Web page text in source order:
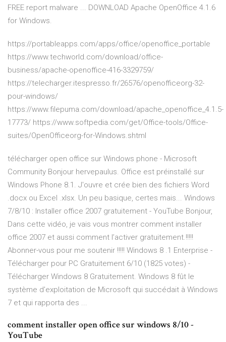
FREE report malware ... DOWNLOAD Apache OpenOffice 4.1.6
for Windows.
https://portableapps.com/apps/office/openoffice_portable
https://www.techworld.com/download/office-
business/apache-openoffice-416-3329759/
https://telecharger.itespresso.fr/26576/openofficeorg-32-
pour-windows/
https://www.filepuma.com/download/apache_openoffice_4.1.5-
17773/ https://www.softpedia.com/get/Office-tools/Office-
suites/OpenOfficeorg-for-Windows.shtml
télécharger open office sur Windows phone - Microsoft
Community Bonjour hervepaulus. Office est préinstallé sur
Windows Phone 8.1. J'ouvre et crée bien des fichiers Word
.docx ou Excel .xlsx. Un peu basique, certes mais... Windows
7/8/10 : Installer office 2007 gratuitement - YouTube Bonjour,
Dans cette vidéo, je vais vous montrer comment installer
office 2007 et aussi comment l’activer gratuitement.!!!!!
Abonner-vous pour me soutenir !!!!! Windows 8 .1 Enterprise -
Télécharger pour PC Gratuitement 6/10 (1825 votes) -
Télécharger Windows 8 Gratuitement. Windows 8 fût le
système d'exploitation de Microsoft qui succédait à Windows
7 et qui rapporta des ...
comment installer open office sur windows 8/10 -
YouTube